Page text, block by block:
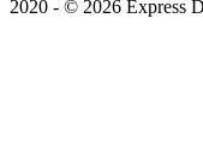
2020 - © 2026 Express